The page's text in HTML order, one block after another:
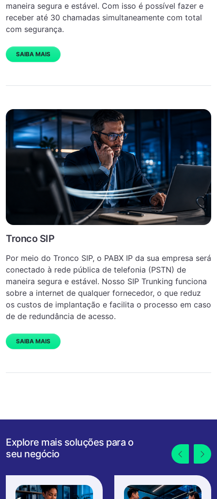
maneira segura e estável. Com isso é possível fazer e
receber até 30 chamadas simultaneamente com total
com segurança.
SAIBA MAIS
Tronco SIP
Por meio do Tronco SIP, o PABX IP da sua empresa será
conectado à rede pública de telefonia (PSTN) de
maneira segura e estável. Nosso SIP Trunking funciona
sobre a internet de qualquer fornecedor, o que reduz
os custos de implantação e facilita o processo em caso
de de redundância de acesso.
SAIBA MAIS
Explore mais soluções para o
seu negócio